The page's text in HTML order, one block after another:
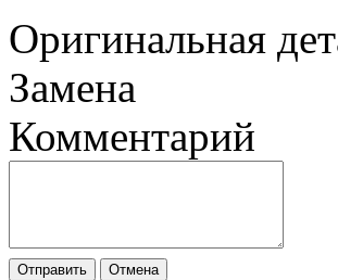
Оригинальная
Замена
Комментарий
Отправить
Отмена